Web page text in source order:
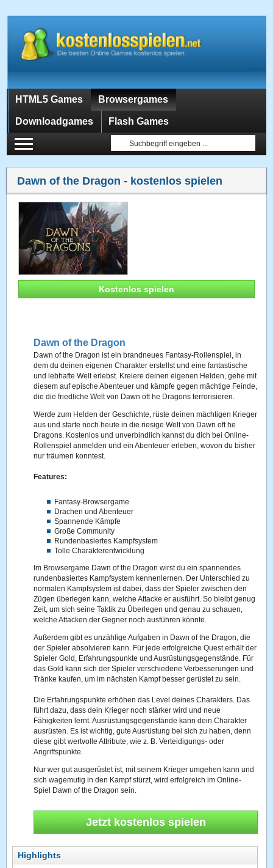
HTML5 Games Browsergames
Downloadgames Flash Games
Dawn of the Dragon - kostenlos spielen
Kostenlos spielen
Dawn of the Dragon
Dawn of the Dragon ist ein brandneues Fantasy-Rollenspiel, in
dem du deinen eigenen Charakter erstellst und eine fantastische
und lebhafte Welt erlebst. Kreiere deinen eigenen Helden, gehe mit
diesem auf epische Abenteuer und kämpfe gegen mächtige Feinde,
die die friedliche Welt von Dawn oft he Dragons terrorisieren.
Werde zum Helden der Geschichte, rüste deinen mächtigen Krieger
aus und starte noch heute in die riesige Welt von Dawn oft he
Dragons. Kostenlos und unverbindlich kannst du dich bei Online-
Rollenspiel anmelden und ein Abenteuer erleben, wovon du bisher
nur träumen konntest.
Features:
Fantasy-Browsergame
Drachen und Abenteuer
Spannende Kämpfe
Große Community
Rundenbasiertes Kampfsystem
Tolle Charakterentwicklung
Im Browsergame Dawn of the Dragon wirst du ein spannendes
rundenbasiertes Kampfsystem kennenlernen. Der Unterschied zu
normalen Kampfsystem ist dabei, dass der Spieler zwischen den
Zügen überlegen kann, welche Attacke er ausführt. So bleibt genug
Zeit, um sich seine Taktik zu Überlegen und genau zu schauen,
welche Attacken der Gegner noch ausführen könnte.
Außerdem gibt es unzählige Aufgaben in Dawn of the Dragon, die
der Spieler absolvieren kann. Für jede erfolgreiche Quest erhält der
Spieler Gold, Erfahrungspunkte und Ausrüstungsgegenstände. Für
das Gold kann sich der Spieler verschiedene Verbesserungen und
Tränke kaufen, um im nächsten Kampf besser gerüstet zu sein.
Die Erfahrungspunkte erhöhen das Level deines Charakters. Das
führt dazu, dass dein Krieger noch stärker wird und neue
Fähigkeiten lernt. Ausrüstungsgegenstände kann dein Charakter
ausrüsten. Es ist wichtig, gute Ausrüstung bei sich zu haben, denn
diese gibt wertvolle Attribute, wie z. B. Verteidigungs- oder
Angriffspunkte.
Nur wer gut ausgerüstet ist, mit seinem Krieger umgehen kann und
sich wagemutig in den Kampf stürzt, wird erfolgreich im Online-
Spiel Dawn of the Dragon sein.
Jetzt kostenlos spielen
Highlights